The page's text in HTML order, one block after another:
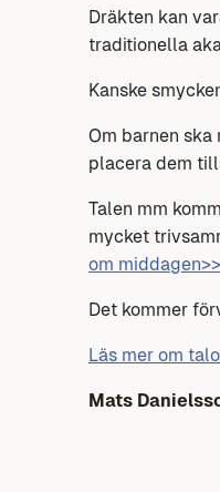
Dräkten kan
traditionella
Kanske
Om barnen ska
placera dem
Talen mm
mycket
om middagen>>
Det kommer
Läs mer om
Mats